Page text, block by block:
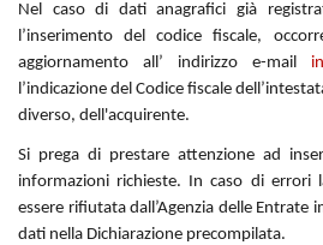
Nel caso di dati anagrafici già
l’inserimento del codice fiscale,
aggiornamento all’ indirizzo e-mail
l’indicazione del Codice fiscale
diverso, dell'acquirente.
Si prega di prestare attenzione ad
informazioni richieste. In caso di errori
essere rifiutata dall’Agenzia delle Entrate
dati nella Dichiarazione precompilata.